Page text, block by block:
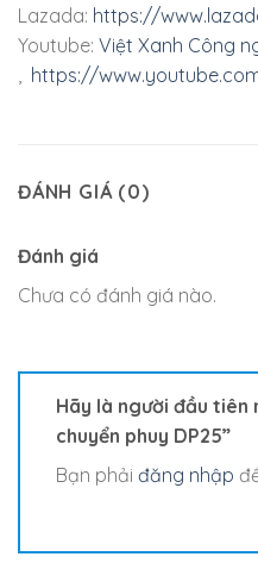
Lazada: https://
Youtube: Việt Xanh Công
, https://
ĐÁNH GIÁ (0)
Đánh giá
Chưa có đánh giá nào.
Hãy là người đầu tiên
chuyển phuy DP25”
Bạn phải đăng nhập